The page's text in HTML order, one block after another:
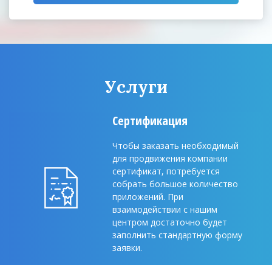
Услуги
Сертификация
Чтобы заказать необходимый
для продвижения компании
сертификат, потребуется
собрать большое количество
приложений. При
взаимодействии с нашим
центром достаточно будет
заполнить стандартную форму
заявки.